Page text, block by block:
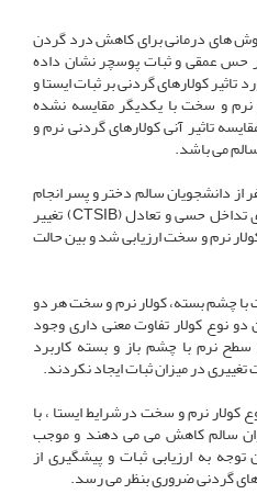
روش های درمانی برای کاهش درد گردن
بر حس عمقی و ثبات پوسچر نشان داده
کولارهای گردنی بر ثبات ایستا و
نرم و سخت با یکدیگر مقایسه نشده
تاثیر آنی کولارهای گردنی نرم و
می باشد.
شبه تجربی بر روی 65 نفر از دانشجویان سالم دختر و پسر انجام
شد. ثبات ایستا با تست بالینی برای تداخل حسی و تعادل (CTSIB) تغییر
نرم و سخت ارزیابی شد و بین حالت
چشم بسته، کولار نرم و سخت هر دو
نوع کولار تفاوت معنی داری وجود
نرم با چشم باز و بسته کاربرد
در میزان ثبات ایجاد نکردند.
نرم و سخت درشرایط ایستا ، با
سالم کاهش می می دهند و موجب
توجه به ارزیابی ثبات و پیشگیری از
گردنی ضروری بنظر می رسد.